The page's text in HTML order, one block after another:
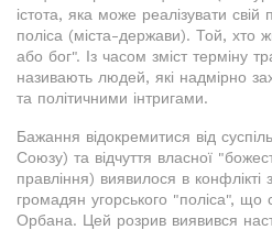
істота, яка може реалізувати
поліса (міста-держави). Той, хто
або бог". Із часом зміст терміну
називають людей, які надмірно
та політичними інтригами.
Бажання відокремитися від
Союзу) та відчуття власної
правління) виявилося в
громадян угорського "поліса",
Орбана. Цей розрив виявився